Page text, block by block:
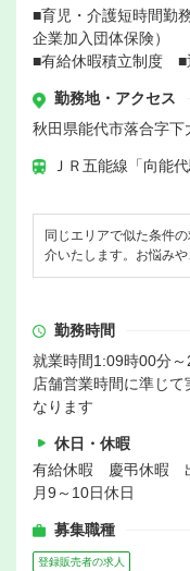
■育児・介護短時間勤
企業加入団体保険）
■有給休暇積立制度
勤務地・アクセス
秋田県能代市落合字下
ＪＲ五能線「向能
同じエリアで似た条件
介いたします。お悩み
勤務時間
就業時間1:09時00分～
店舗営業時間に準じ
なります
休日・休暇
有給休暇 慶弔休暇
月9～10日休日
募集職種
登録販売者の求人